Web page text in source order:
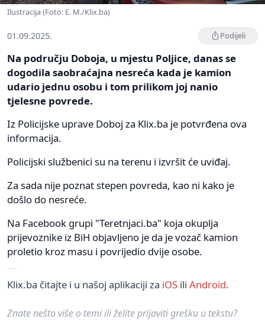
Ilustracija (Foto: E. M./Klix.ba)
01.09.2025. Podijeli
Na području Doboja, u mjestu Poljice, danas se
dogodila saobraćajna nesreća kada je kamion
udario jednu osobu i tom prilikom joj nanio
tjelesne povrede.
Iz Policijske uprave Doboj za Klix.ba je potvrđena ova
informacija.
Policijski službenici su na terenu i izvršit će uviđaj.
Za sada nije poznat stepen povreda, kao ni kako je
došlo do nesreće.
Na Facebook grupi "Teretnjaci.ba" koja okuplja
prijevoznike iz BiH objavljeno je da je vozač kamion
proletio kroz masu i povrijedio dvije osobe.
Klix.ba čitajte i u našoj aplikaciji za iOS ili Android.
Znate nešto više o temi ili želite prijaviti grešku u tekstu?